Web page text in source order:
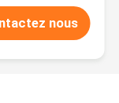
nous